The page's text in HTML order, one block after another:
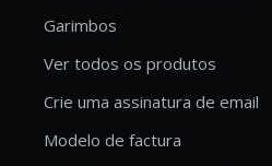
Garimbos
Ver todos os produtos
Crie uma assinatura de email
Modelo de factura